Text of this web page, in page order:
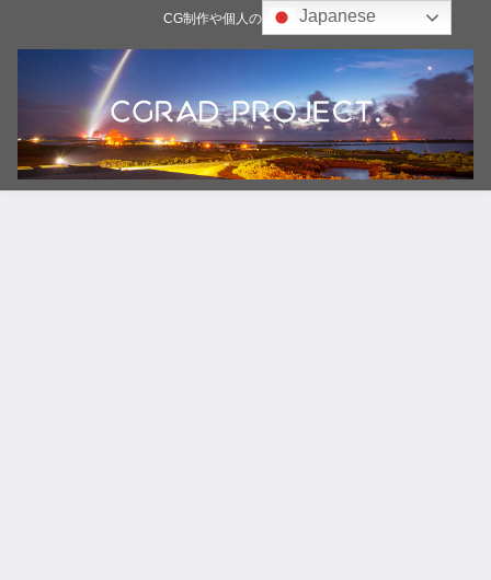
CG制作や個人の雑記ブログJapanese